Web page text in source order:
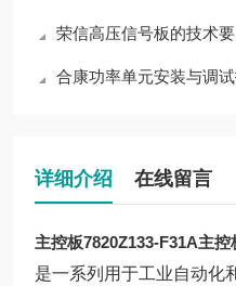
荣信高压信号板的技术
合康功率单元安装与调
详细介绍 在线留言
主控板7820Z133-F31A主控
是一系列用于工业自动化